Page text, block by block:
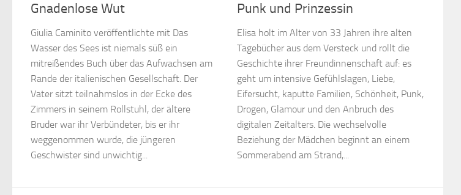
Gnadenlose Wut
Giulia Caminito veröffentlichte mit Das
Wasser des Sees ist niemals süß ein
mitreißendes Buch über das Aufwachsen am
Rande der italienischen Gesellschaft. Der
Vater sitzt teilnahmslos in der Ecke des
Zimmers in seinem Rollstuhl, der ältere
Bruder war ihr Verbündeter, bis er ihr
weggenommen wurde, die jüngeren
Geschwister sind unwichtig...
Punk und Prinzessin
Elisa holt im Alter von 33 Jahren ihre alten
Tagebücher aus dem Versteck und rollt die
Geschichte ihrer Freundinnenschaft auf: es
geht um intensive Gefühlslagen, Liebe,
Eifersucht, kaputte Familien, Schönheit, Punk,
Drogen, Glamour und den Anbruch des
digitalen Zeitalters. Die wechselvolle
Beziehung der Mädchen beginnt an einem
Sommerabend am Strand,...